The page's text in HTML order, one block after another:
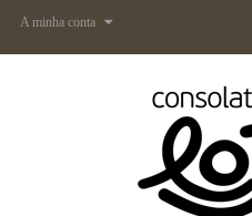
A minha conta